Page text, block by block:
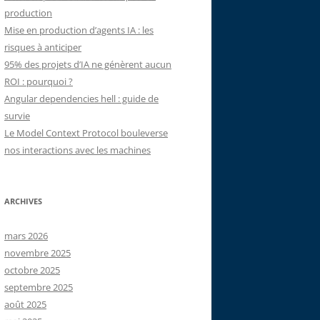
production
Mise en production d’agents IA : les
risques à anticiper
95% des projets d’IA ne génèrent aucun
ROI : pourquoi ?
Angular dependencies hell : guide de
survie
Le Model Context Protocol bouleverse
nos interactions avec les machines
ARCHIVES
mars 2026
novembre 2025
octobre 2025
septembre 2025
août 2025